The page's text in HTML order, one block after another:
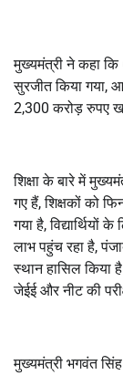
मुख्यमंत्री ने कहा
सुरजीत किया गया,
2,300 करोड़ रुपए
शिक्षा के बारे में
गए हैं, शिक्षकों को
गया है,
लाभ पहुंच रहा है,
स्थान हासिल किया
जेईई और नीट की
मुख्यमंत्री भगवंत